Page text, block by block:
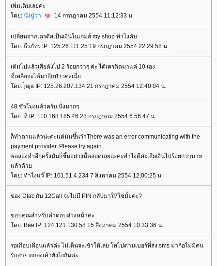
เพิ่มเติมเลยค่ะ
ดย: นังนู๋วา 14 กรกฎาคม 2554 11:12:33 น.
เปลี่ยนจากเครดิสเป็นเงินในเกมส์ my shop ทำไงคับ
ดย: ธีรภัทร IP: 125.26.111.25 19 กรกฎาคม 2554 22:29:58 น.
เติมไปแล้วเสียตังไป 2 ร้อยกว่าๆ ค่ะ ได้เครดิตมาแค่ 10 เอง
ที่เหลือจะได้มาอีกป่าวคะเนี่
ดย: ่jaja IP: 125.26.207.134 21 กรกฎาคม 2554 12:40:04 น.
48 ชั่วโมงแล้วครับ นิ่งมากๆ
ดย: ที IP: 110.168.185.46 28 กรกฎาคม 2554 6:56:47 น.
ก็ทำตามแล้วน่ะค่ะแต่มันขึ้นว่าThere was an error communicating with the
payment provider. Please try again.
พอลองทำอีกครั้งมันก็ขึ้นอย่างนี้ตลอดเลยอ่ะค่ะทำไงดีค่ะเสียเงินไปร้อยกว่าบาท
ล้วด้ว
ดย: ทำไงแว๊ IP: 101.51.4.234 7 สิงหาคม 2554 12:00:25 น.
ของ Dtac กับ 12Call จะไม่มี PIN กลับมาให้ใช่มั้ยคะ?
ขอบคุณสำหรับคำตอบล่วงหน้าค่ะ
ดย: Bee IP: 124.121.130.58 15 สิงหาคม 2554 10:33:36 น.
รอเกือบเดือนแล้วค่ะ ไม่เห็นจะเข้าให้เลย โทไปตามเบอร์ที่ส่ง sms มาก้อไม่มีคน
รับสาย ตกลงเค้ายังไงกันค่ะ